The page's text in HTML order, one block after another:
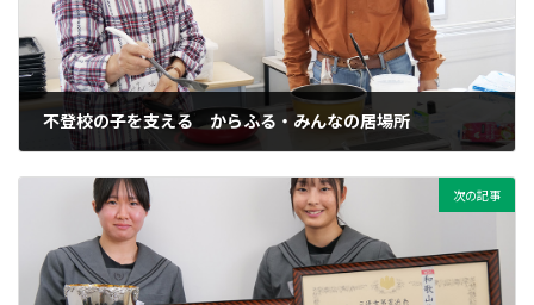
不登校の子を支える からふる・みんなの居場所
次の記事